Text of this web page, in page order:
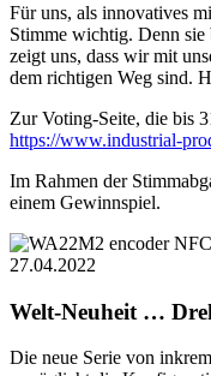
Für uns, als innovatives
Stimme wichtig. Denn
zeigt uns, dass wir mit
dem richtigen Weg sind.
Zur Voting-Seite, die bis
https://www.industrial-
Im Rahmen der
einem Gewinnspiel.
27.04.2022
Welt-Neuheit …
Die neue Serie von